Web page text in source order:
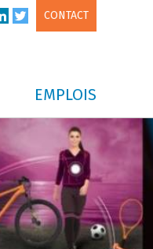
CONTACT
EMPLOIS